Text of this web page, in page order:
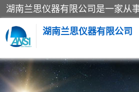
湖南兰思仪器有限公司
老化房 恒